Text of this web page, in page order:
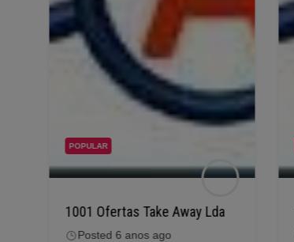
POPULAR
1001 Ofertas Take Away Lda
Posted 6 anos ago